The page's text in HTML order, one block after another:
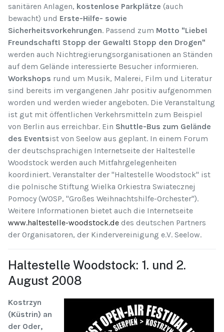
sanitären Anlagen, kostenlose Parkplätze (auch
bewacht) und Erste-Hilfe- sowie
Sicherheitsvorkehrungen. Passend zum Motto "Liebe!
Freundschaft! Stopp der Gewalt! Stopp den Drogen"
werden auch Nichtregierungsorganisationen an Ständen
auf dem Gelände interessierte Besucher informieren.
Workshops rund um Musik, Malerei, Film und Literatur
sind bereits im vergangenen Jahr positiv aufgenommen
worden und werden wieder angeboten. Die Veranstaltung
ist gut mit öffentlichen Verkehrsmitteln zum Beispiel
von Berlin aus erreichbar. Ein Shuttle-Bus zum Gelände
des Eventsist von Seelow aus geplant. In einem Forum
der deutschsprachigen Internetseite der Haltestelle
Woodstock werden auch Mitfahrgelegenheiten
koordiniert. Veranstalter der "Haltestelle Woodstock" ist
die polnische Stiftung Wielka Orkiestra Swiatecznej
Pomocy (WOSP, "Großes Weihnachtshilfe-Orchester").
Weitere Informationen bietet auch die Internetseite
www.haltestelle-woodstock.de des deutschen Partners
der Organisatoren, der Kindervereinigung e.V. Seelow.
Haltestelle Woodstock: 1. und 2.
August 2008
Kostrzyn
(Küstrin) an
der Oder,